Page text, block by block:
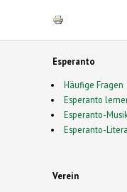
Esperanto
Häufige Fragen
Esperanto
Esperanto-
Esperanto-
Verein